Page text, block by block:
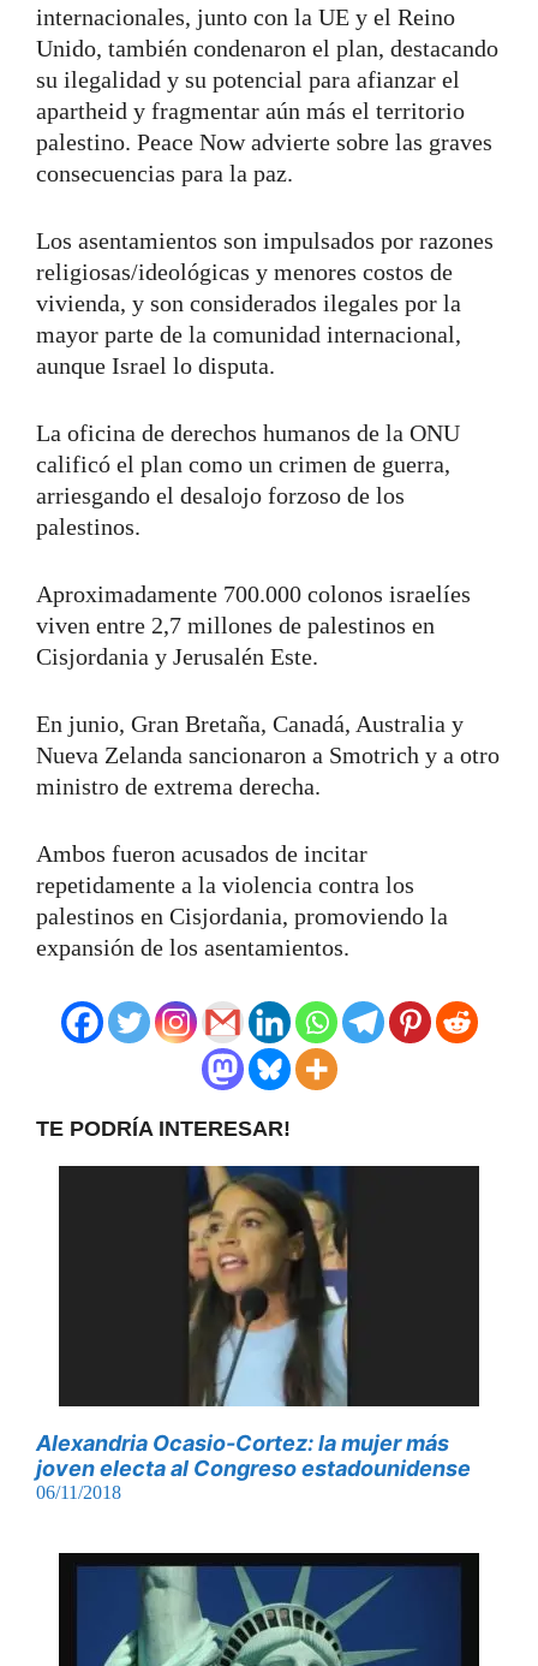
internacionales, junto con la UE y el Reino
Unido, también condenaron el plan, destacando
su ilegalidad y su potencial para afianzar el
apartheid y fragmentar aún más el territorio
palestino. Peace Now advierte sobre las graves
consecuencias para la paz.
Los asentamientos son impulsados por razones
religiosas/ideológicas y menores costos de
vivienda, y son considerados ilegales por la
mayor parte de la comunidad internacional,
aunque Israel lo disputa.
La oficina de derechos humanos de la ONU
calificó el plan como un crimen de guerra,
arriesgando el desalojo forzoso de los
palestinos.
Aproximadamente 700.000 colonos israelíes
viven entre 2,7 millones de palestinos en
Cisjordania y Jerusalén Este.
En junio, Gran Bretaña, Canadá, Australia y
Nueva Zelanda sancionaron a Smotrich y a otro
ministro de extrema derecha.
Ambos fueron acusados de incitar
repetidamente a la violencia contra los
palestinos en Cisjordania, promoviendo la
expansión de los asentamientos.
TE PODRÍA INTERESAR!
Alexandria Ocasio-Cortez: la mujer más
joven electa al Congreso estadounidense
06/11/2018